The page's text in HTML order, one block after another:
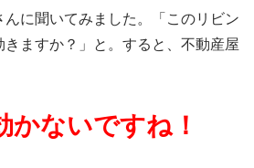
に聞いてみました。「このリビン
ますか？」と。すると、不動産屋
かないですね！